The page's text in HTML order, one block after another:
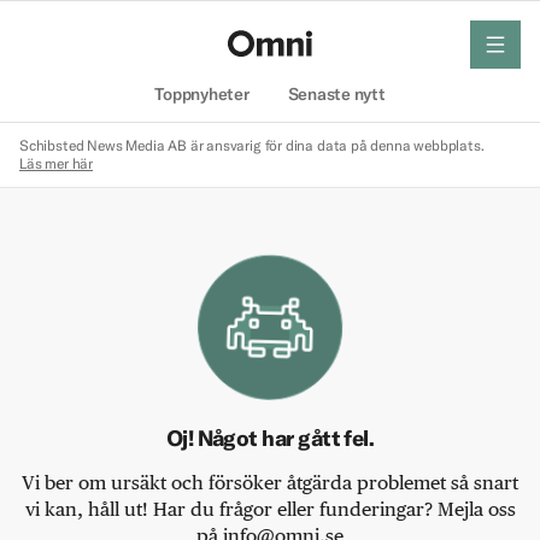
Toppnyheter Senaste nytt
meny
Schibsted News Media AB är ansvarig för dina data på denna webbplats.
Läs mer här
Oj! Något har gått fel.
Vi ber om ursäkt och försöker åtgärda problemet så snart
vi kan, håll ut! Har du frågor eller funderingar? Mejla oss